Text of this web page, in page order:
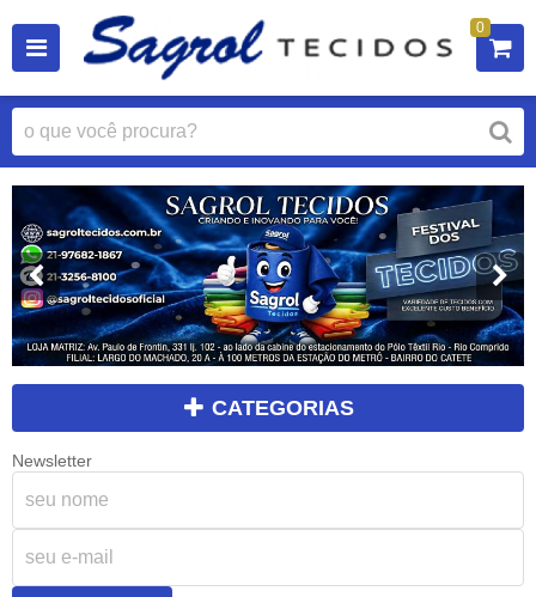
0
CATEGORIAS
Newsletter